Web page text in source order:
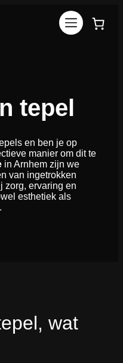
tepel
en ben je op
manier om dit te
in Arnhem zijn we
van ingetrokken
zorg, ervaring en
esthetiek als
wat